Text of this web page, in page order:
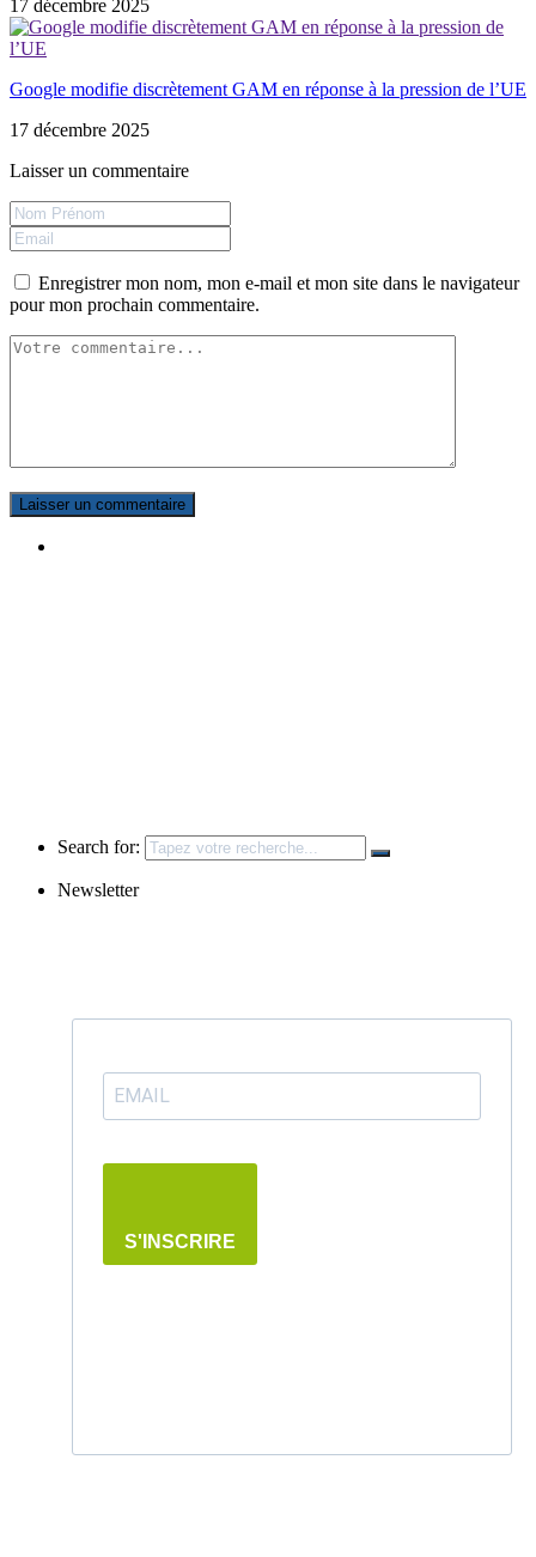
17 décembre 2025
Google modifie discrètement GAM en réponse à la pression de l’UE
17 décembre 2025
Laisser un commentaire
Enregistrer mon nom, mon e-mail et mon site dans le navigateur
pour mon prochain commentaire.
Search for:
Newsletter
S'INSCRIRE